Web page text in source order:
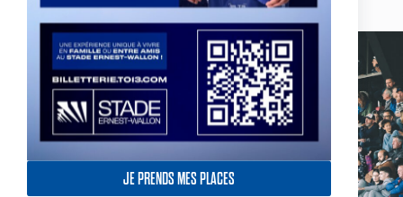
JE PRENDS MES PLACES
Actualités, nouveautés,
billetterie, remises
exceptionnelles dans la